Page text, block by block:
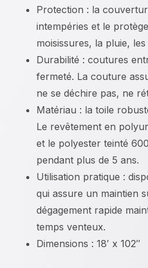
Protection : la
intempéries et le
moisissures, la pluie,
Durabilité : coutures
fermeté. La couture
ne se déchire pas, ne
Matériau : la toile
Le revêtement en
et le polyester teinté
pendant plus de 5 ans.
Utilisation pratique :
qui assure un maintien
dégagement rapide
temps venteux.
Dimensions : 18′ x 102″